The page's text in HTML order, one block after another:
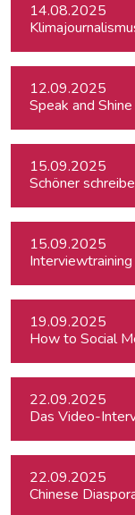
14.08.2025
12.09.2025
Speak and
15.09.2025
Schöner
15.09.2025
Interviewtraining
19.09.2025
How to Social
22.09.2025
Das Video-
22.09.2025
Chinese